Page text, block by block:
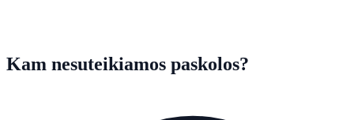
Kam nesuteikiamos paskolos?